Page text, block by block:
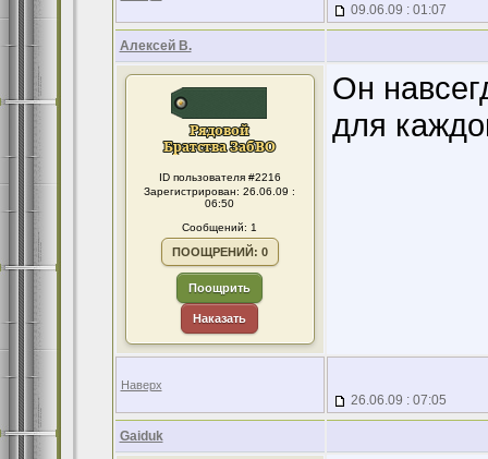
09.06.09 : 01:07
Алексей В.
ID пользователя #2216
Зарегистрирован: 26.06.09 :
06:50
Сообщений: 1
ПООЩРЕНИЙ: 0
Поощрить
Наказать
Он
для
Наверх
26.06.09 : 07:05
Gaiduk